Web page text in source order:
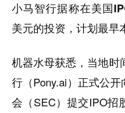
小马智行据称在美国
美元的投资，计划最早
机器水母获悉，当地时
行（Pony.ai）正式公
会（SEC）提交IPO招